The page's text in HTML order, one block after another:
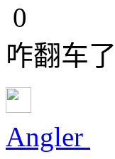
0
咋翻车
Angler